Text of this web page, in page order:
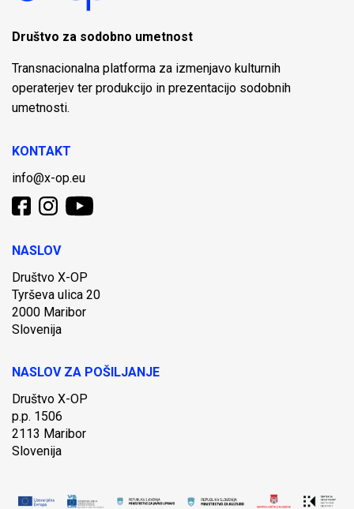
Društvo za sodobno umetnost
Transnacionalna platforma za izmenjavo kulturnih
operaterjev ter produkcijo in prezentacijo sodobnih
umetnosti.
KONTAKT
info@x-op.eu
NASLOV
Društvo X-OP
Tyrševa ulica 20
2000 Maribor
Slovenija
NASLOV ZA POŠILJANJE
Društvo X-OP
p.p. 1506
2113 Maribor
Slovenija